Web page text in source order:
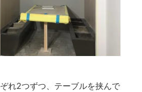
れ2つずつ、テーブルを挟んで